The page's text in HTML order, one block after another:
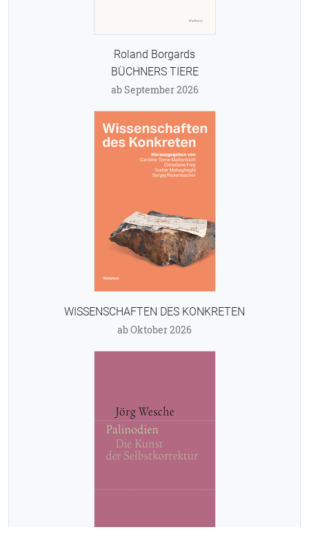
Roland Borgards
BÜCHNERS TIERE
ab September 2026
WISSENSCHAFTEN DES KONKRETEN
ab Oktober 2026